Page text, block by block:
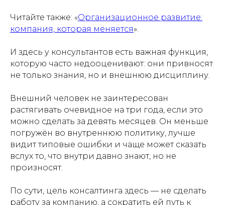
Читайте также: «Организационное развитие:
компания, которая меняется».
И здесь у консультантов есть важная функция,
которую часто недооценивают: они привносят
не только знания, но и внешнюю дисциплину.
Внешний человек не заинтересован
растягивать очевидное на три года, если это
можно сделать за девять месяцев. Он меньше
погружён во внутреннюю политику, лучше
видит типовые ошибки и чаще может сказать
вслух то, что внутри давно знают, но не
произносят.
По сути, цель консалтинга здесь — не сделать
работу за компанию, а сократить ей путь к